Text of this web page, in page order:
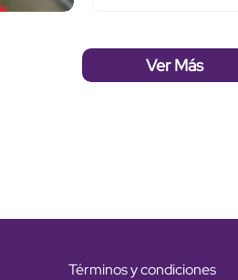
Ver Más
Términos y condiciones